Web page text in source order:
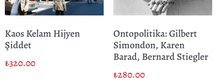
Kaos Kelam Hijyen
Şiddet
₺320.00
Ontopolitika: Gilbert
Simondon, Karen
Barad, Bernard Stiegler
₺280.00